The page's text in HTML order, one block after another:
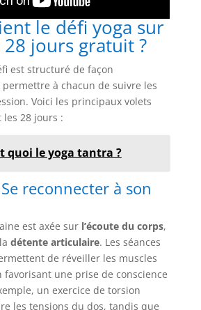
le défi yoga sur
28 jours gratuit ?
est structuré de façon
à chacun de suivre les
Voici les principaux volets
28 jours :
quoi le yoga tantra ?
reconnecter à son
est axée sur l’écoute du corps,
détente articulaire. Les séances
de réveiller les muscles
une prise de conscience
un exercice de torsion
les tensions du dos, tandis que